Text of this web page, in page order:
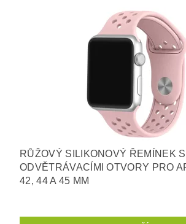
RŮŽOVÝ SILIKONOVÝ ŘEMÍNEK S
ODVĚTRÁVACÍMI OTVORY PRO
42, 44 A 45 MM